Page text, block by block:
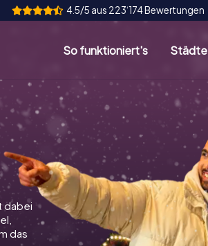
4.5/5 aus 223‘174 Bewertungen
So funktioniert's Städte
dabei
das